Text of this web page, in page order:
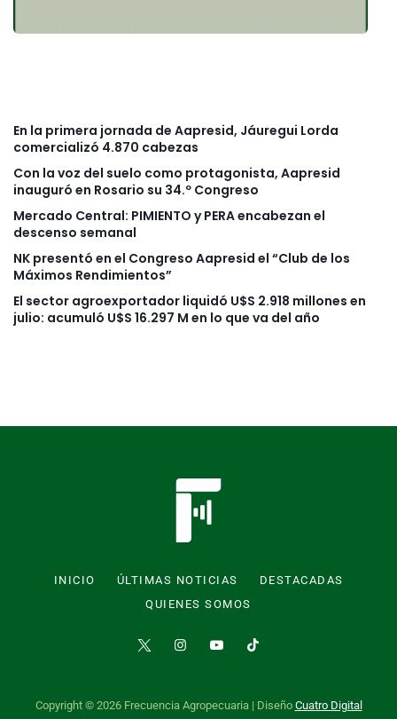
En la primera jornada de Aapresid, Jáuregui Lorda
comercializó 4.870 cabezas
Con la voz del suelo como protagonista, Aapresid
inauguró en Rosario su 34.º Congreso
Mercado Central: PIMIENTO y PERA encabezan el
descenso semanal
NK presentó en el Congreso Aapresid el “Club de los
Máximos Rendimientos”
El sector agroexportador liquidó U$S 2.918 millones en
julio: acumuló U$S 16.297 M en lo que va del año
INICIO ÚLTIMAS NOTICIAS
DESTACADAS
QUIENES SOMOS
Copyright © 2026 Frecuencia Agropecuaria | Diseño Cuatro Digital